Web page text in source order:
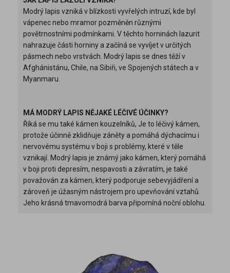
Modrý lapis vzniká v blízkosti vyvřelých intruzí, kde byl
vápenec nebo mramor pozměněn různými
povětrnostními podmínkami. V těchto horninách lazurit
nahrazuje části horniny a začíná se vyvíjet v určitých
pásmech nebo vrstvách. Modrý lapis se dnes těží v
Afghánistánu, Chile, na Sibiři, ve Spojených státech a v
Myanmaru.
MÁ MODRÝ LAPIS NĚJAKÉ LÉČIVÉ ÚČINKY?
Říká se mu také kámen kouzelníků, Je to léčivý kámen,
protože účinně zklidňuje záněty a pomáhá dýchacímu i
nervovému systému v boji s problémy, které v těle
vznikají. Modrý lapis je známý jako kámen, který pomáhá
v boji proti depresím, nespavosti a závratím, je také
považován za kámen, který podporuje sebevyjádření a
zároveň je úžasným nástrojem pro upevňování vztahů.
Jeho krásná tmavomodrá barva připomíná noční oblohu.